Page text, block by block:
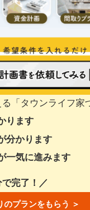
「タウンライフ家
ります
分かります
一気に進みます
完了！／
のプランをもらう ＞